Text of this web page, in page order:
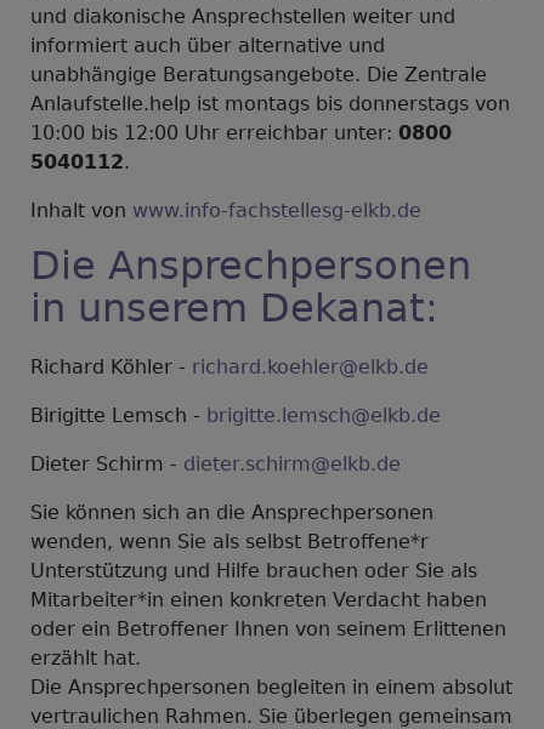
und diakonische Ansprechstellen weiter und
informiert auch über alternative und
unabhängige Beratungsangebote. Die Zentrale
Anlaufstelle.help ist montags bis donnerstags von
10:00 bis 12:00 Uhr erreichbar unter: 0800
5040112.
Inhalt von www.info-fachstellesg-elkb.de
Die Ansprechpersonen
in unserem Dekanat:
Richard Köhler - richard.koehler@elkb.de
Birigitte Lemsch - brigitte.lemsch@elkb.de
Dieter Schirm - dieter.schirm@elkb.de
Sie können sich an die Ansprechpersonen
wenden, wenn Sie als selbst Betroffene*r
Unterstützung und Hilfe brauchen oder Sie als
Mitarbeiter*in einen konkreten Verdacht haben
oder ein Betroffener Ihnen von seinem Erlittenen
erzählt hat.
Die Ansprechpersonen begleiten in einem absolut
vertraulichen Rahmen. Sie überlegen gemeinsam